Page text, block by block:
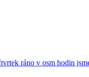
ráno v osm hodin